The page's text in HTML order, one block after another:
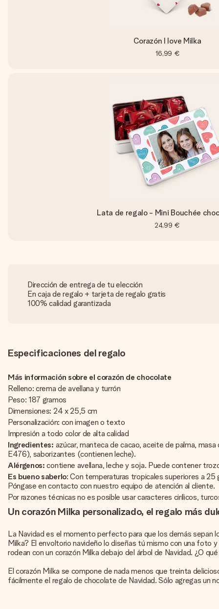
Corazón I love Milka
16,99 €
Lata de regalo - Mini Bouchée
24,99 €
Dirección de entrega de tu elección
En caja de regalo + tarjeta de regalo gratis
100% calidad garantizada
Especificaciones del regalo
Más información sobre el corazón de chocolate
Relleno: crema de avellana y turrón
Peso: 187 gramos
Dimensiones: 24 x 25,5 cm
Personalización: con imagen o texto
Impresión a todo color de alta calidad
Ingredientes: azúcar, manteca de cacao, aceite de palma,
E476), saborizantes (contienen leche).
Alérgenos:contiene avellana, leche y soja. Puede contener
Es bueno saberlo: Con temperaturas tropicales superiores a
Póngase en contacto con nuestro equipo de atención al cliente.
Por razones técnicas no es posible usar caracteres cirílicos,
Un corazón Milka personalizado, el regalo más
La Navidad es el momento perfecto para que los demás
Milka? El envoltorio navideño lo diseñas tú mismo con una foto
rodean con un corazón Milka debajo del árbol de Navidad. ¿O
El corazón Milka se compone de nada menos que treinta
fácilmente el regalo de chocolate de Navidad. Sólo agregas un